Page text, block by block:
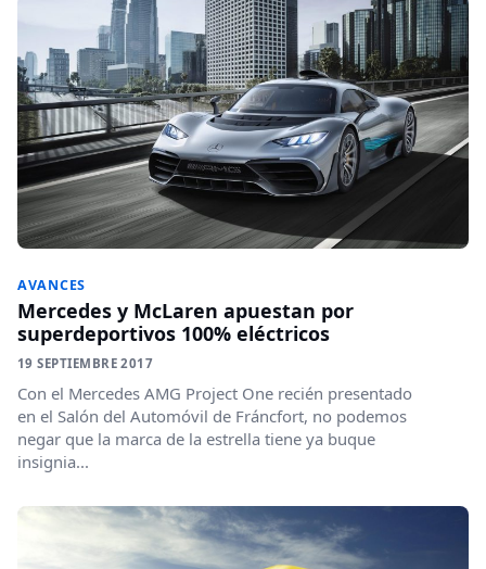
AVANCES
Mercedes y McLaren apuestan por
superdeportivos 100% eléctricos
19 SEPTIEMBRE 2017
Con el Mercedes AMG Project One recién presentado
en el Salón del Automóvil de Fráncfort, no podemos
negar que la marca de la estrella tiene ya buque
insignia...